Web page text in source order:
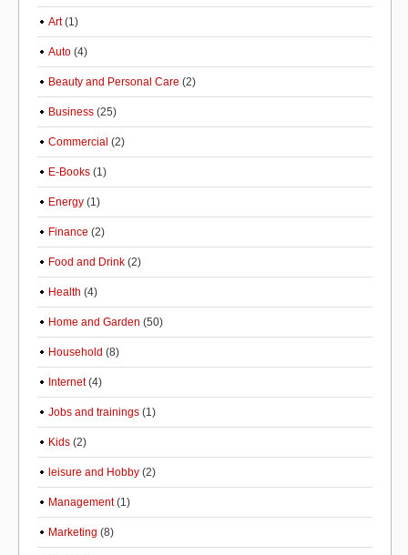
Art(1)
Auto (4)
Beauty and Personal Care (2)
Business (25)
Commercial (2)
E-Books (1)
Energy (1)
Finance (2)
Food and Drink (2)
Health (4)
Home and Garden (50)
Household (8)
Internet(4)
Jobs and trainings (1)
Kids (2)
leisure and Hobby (2)
Management(1)
Marketing (8)